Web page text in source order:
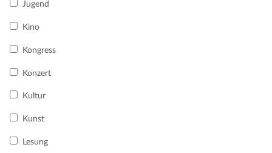
Jugend
Kino
Kongress
Konzert
Kultur
Kunst
Lesung